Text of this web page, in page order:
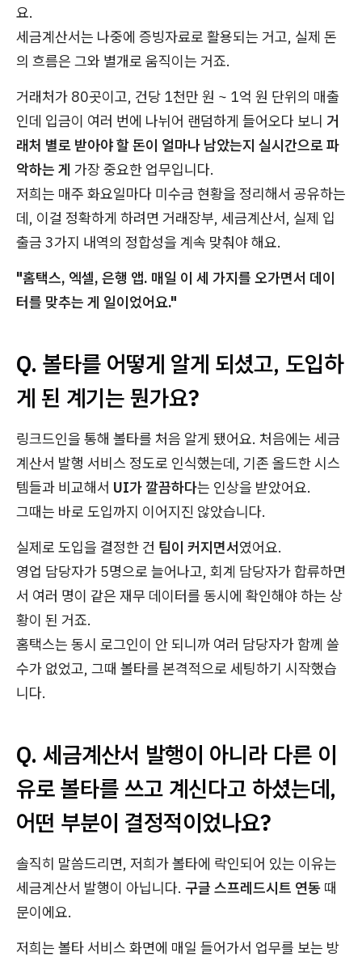
요.
세금계산서는 나중에 증빙자료로 활용되는 거고, 실제 돈
의 흐름은 그와 별개로 움직이는 거죠.
거래처가 80곳이고, 건당 1천만 원 ~ 1억 원 단위의 매출
인데 입금이 여러 번에 나뉘어 랜덤하게 들어오다 보니 거
래처 별로 받아야 할 돈이 얼마나 남았는지 실시간으로 파
악하는 게 가장 중요한 업무입니다.
저희는 매주 화요일마다 미수금 현황을 정리해서 공유하는
데, 이걸 정확하게 하려면 거래장부, 세금계산서, 실제 입
출금 3가지 내역의 정합성을 계속 맞춰야 해요.
"홈택스, 엑셀, 은행 앱. 매일 이 세 가지를 오가면서 데이
터를 맞추는 게 일이었어요."
Q. 볼타를 어떻게 알게 되셨고, 도입하
게 된 계기는 뭔가요?
링크드인을 통해 볼타를 처음 알게 됐어요. 처음에는 세금
계산서 발행 서비스 정도로 인식했는데, 기존 올드한 시스
템들과 비교해서 UI가 깔끔하다는 인상을 받았어요.
그때는 바로 도입까지 이어지진 않았습니다.
실제로 도입을 결정한 건 팀이 커지면서였어요.
영업 담당자가 5명으로 늘어나고, 회계 담당자가 합류하면
서 여러 명이 같은 재무 데이터를 동시에 확인해야 하는 상
황이 된 거죠.
홈택스는 동시 로그인이 안 되니까 여러 담당자가 함께 쓸
수가 없었고, 그때 볼타를 본격적으로 세팅하기 시작했습
니다.
Q. 세금계산서 발행이 아니라 다른 이
유로 볼타를 쓰고 계신다고 하셨는데,
어떤 부분이 결정적이었나요?
솔직히 말씀드리면, 저희가 볼타에 락인되어 있는 이유는
세금계산서 발행이 아닙니다. 구글 스프레드시트 연동 때
문이에요.
저희는 볼타 서비스 화면에 매일 들어가서 업무를 보는 방